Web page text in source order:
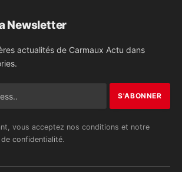
Newsletter
actualités de Carmaux Actu dans
vous acceptez nos conditions et notre
confidentialité.